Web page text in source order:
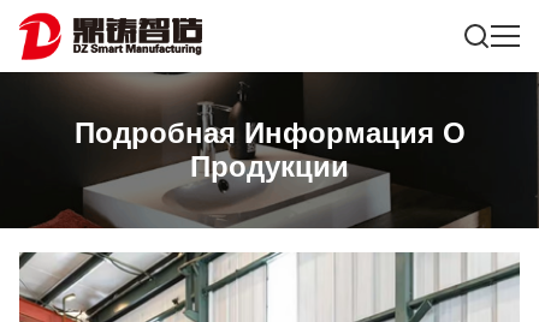
Подробная Информация О
Продукции